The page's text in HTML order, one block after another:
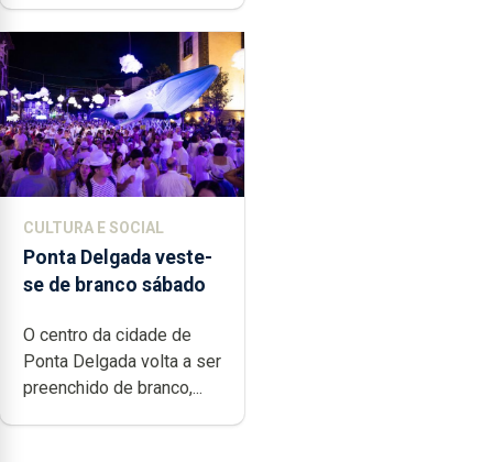
CULTURA E SOCIAL
Ponta Delgada veste-
se de branco sábado
O centro da cidade de
Ponta Delgada volta a ser
preenchido de branco,...